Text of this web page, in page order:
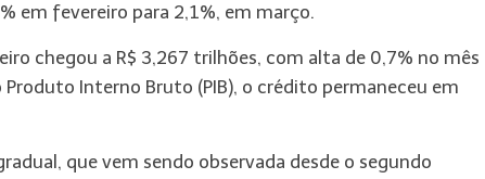
em fevereiro para 2,1%, em março.
chegou a R$ 3,267 trilhões, com alta de 0,7% no mês
Interno Bruto (PIB), o crédito permaneceu em
que vem sendo observada desde o segundo